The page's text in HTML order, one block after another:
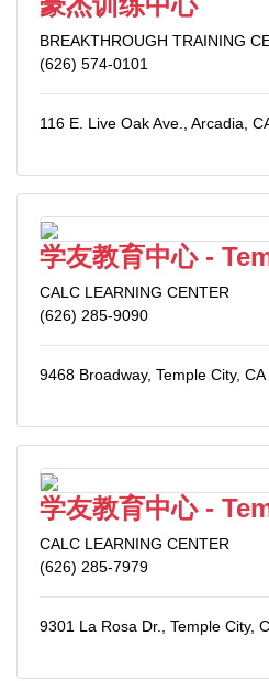
BREAKTHROUGH TRAINING
(626) 574-0101
116 E. Live Oak Ave., Arcadia,
学友教育中心 -
CALC LEARNING CENTER
(626) 285-9090
9468 Broadway, Temple City,
学友教育中心 -
CALC LEARNING CENTER
(626) 285-7979
9301 La Rosa Dr., Temple City,